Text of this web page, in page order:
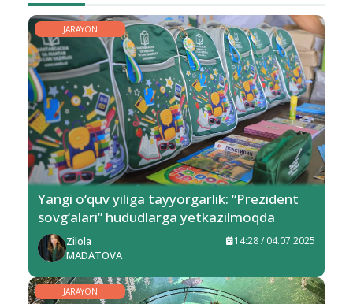
JARAYON
Yangi o‘quv yiliga tayyorgarlik: “Prezident
sovg‘alari” hududlarga yetkazilmoqda
Zilola
MADATOVA
14:28 / 04.07.2025
JARAYON